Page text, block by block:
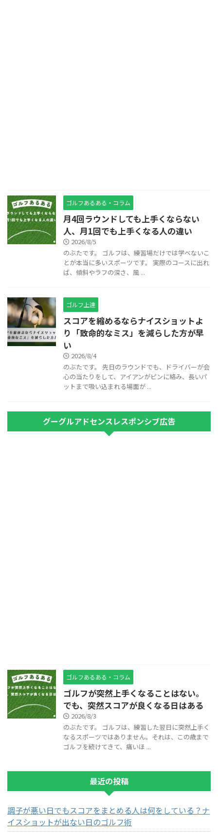
ゴルフあるある・コラム
月4回ラウンドしても上手くならない
人、月1回でも上手くなる人の違い
2026/8/5
のぶたです。 ゴルフは、練習場だけでは学べないこ
とが本当に多いスポーツです。 実際のコースに出れ
ば、傾斜やラフの深さ、風 ...
ゴルフ上達
スコアを縮めるならナイスショットよ
り「致命的なミス」を減らした方が早
い
2026/8/4
のぶたです。 先日のラウンドでも、ドライバーが会
心の当たりをして、アイアンがピンに絡み、長いパ
ットまで吸い込まれる場面が ...
グーグルアドセンスレスポンシブ広告
ゴルフあるある・コラム
ゴルフが突然上手くなることはない。
でも、突然スコアが良くなる日はある
2026/8/3
のぶたです。 ゴルフは、練習した翌日に突然上手く
なるスポーツではありません。それは、この歳まで
ゴルフを続けてきて、痛いほ ...
最近の投稿
調子が悪い日でもスコアをまとめる人は何をしている？ナ
イスショットが出ない日のゴルフ術